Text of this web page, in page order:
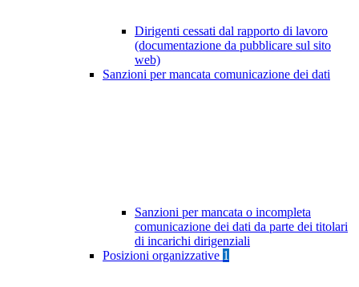
Dirigenti cessati dal rapporto di lavoro
(documentazione da pubblicare sul sito
web)
Sanzioni per mancata comunicazione dei dati
Sanzioni per mancata o incompleta
comunicazione dei dati da parte dei titolari
di incarichi dirigenziali
Posizioni organizzative 1